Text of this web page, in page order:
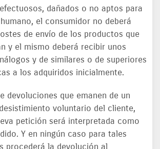
dañados o no aptos para
el consumidor no deberá
de envío de los productos que
y el mismo deberá recibir unos
y de similares o de superiores
a los adquiridos inicialmente.
devoluciones que emanen de un
voluntario del cliente,
petición será interpretada como
Y en ningún caso para tales
procederá la devolución al